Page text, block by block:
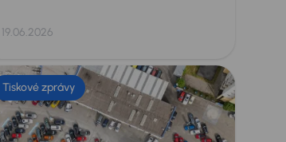
AURES Holdings druhý ročník
ojeté vozy v Česku.
19.06.2026
Tiskové zprávy